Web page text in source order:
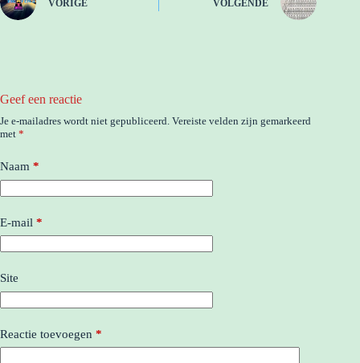
VORIGE VOLGENDE
Geef een reactie
Je e-mailadres wordt niet gepubliceerd. Vereiste velden zijn gemarkeerd
met *
Naam *
E-mail *
Site
Reactie toevoegen *